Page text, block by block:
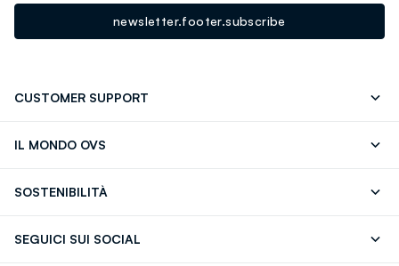
newsletter.footer.subscribe
CUSTOMER SUPPORT
IL MONDO OVS
Giftcard
SOSTENIBILITÀ
SEGUICI SUI SOCIAL